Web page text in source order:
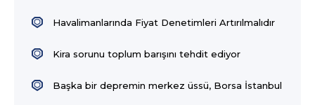
Havalimanlarında Fiyat Denetimleri Artırılmalıdır
Kira sorunu toplum barışını tehdit ediyor
Başka bir depremin merkez üssü, Borsa İstanbul